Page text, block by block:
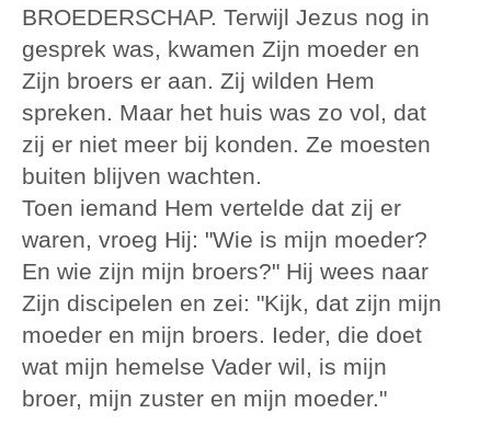
BROEDERSCHAP. Terwijl Jezus nog in
gesprek was, kwamen Zijn moeder en
Zijn broers er aan. Zij wilden Hem
spreken. Maar het huis was zo vol, dat
zij er niet meer bij konden. Ze moesten
buiten blijven wachten.
Toen iemand Hem vertelde dat zij er
waren, vroeg Hij: "Wie is mijn moeder?
En wie zijn mijn broers?" Hij wees naar
Zijn discipelen en zei: "Kijk, dat zijn mijn
moeder en mijn broers. Ieder, die doet
wat mijn hemelse Vader wil, is mijn
broer, mijn zuster en mijn moeder."